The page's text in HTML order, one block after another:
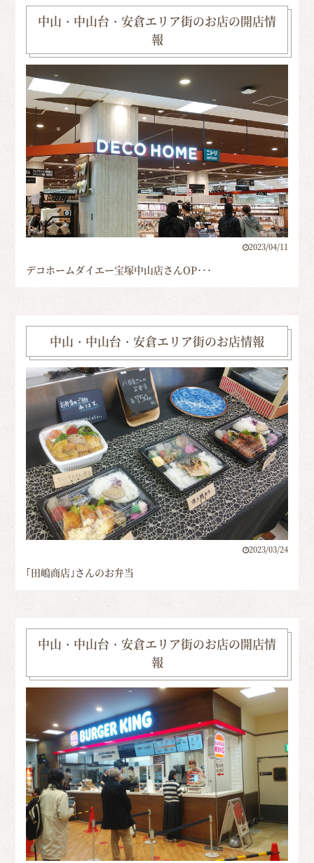
中山・中山台・安倉エリア街のお店の開店情
報
2023/04/11
デコホームダイエー宝塚中山店さんOP･･･
中山・中山台・安倉エリア街のお店情報
2023/03/24
｢田嶋商店｣さんのお弁当
中山・中山台・安倉エリア街のお店の開店情
報